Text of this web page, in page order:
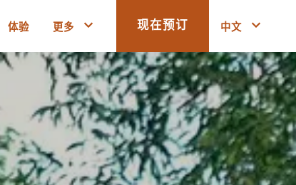
体验 更多 现在预订 中文